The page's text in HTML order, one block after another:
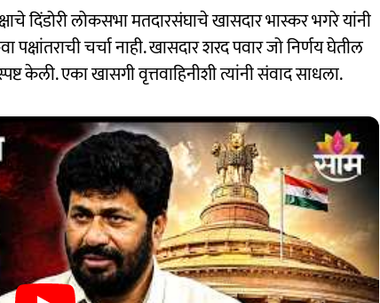
दिंडोरी लोकसभा मतदारसंघाचे खासदार भास्कर भगरे यांनी
पक्षांतराची चर्चा नाही. खासदार शरद पवार जो निर्णय घेतील
केली. एका खासगी वृत्तवाहिनीशी त्यांनी संवाद साधला.